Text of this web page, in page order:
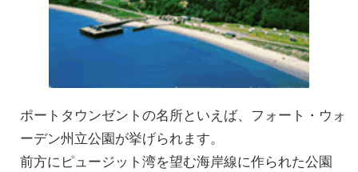
ポートタウンゼントの名所といえば、フォート・ウォ
ーデン州立公園が挙げられます。
前方にピュージット湾を望む海岸線に作られた公園